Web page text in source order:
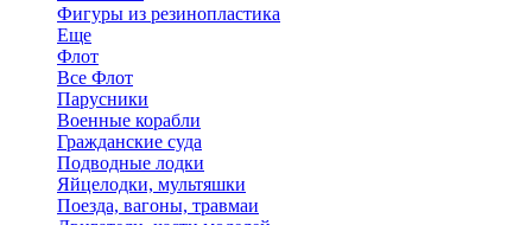
Фигуры из резинопластика
Еще
Флот
Все Флот
Парусники
Военные корабли
Гражданские суда
Подводные лодки
Яйцелодки, мультяшки
Поезда, вагоны, травмаи